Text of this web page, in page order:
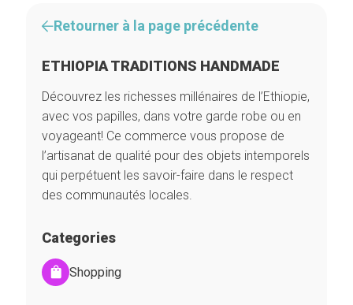
Retourner à la page précédente
ETHIOPIA TRADITIONS HANDMADE
Découvrez les richesses millénaires de l’Ethiopie,
avec vos papilles, dans votre garde robe ou en
voyageant! Ce commerce vous propose de
l’artisanat de qualité pour des objets intemporels
qui perpétuent les savoir-faire dans le respect
des communautés locales.
Categories
Shopping